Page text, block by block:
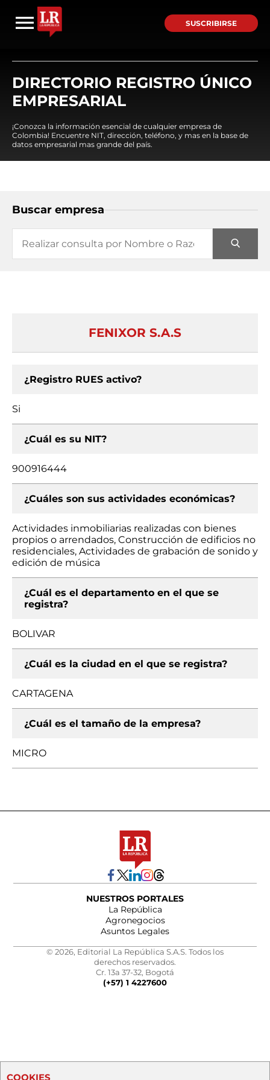
SUSCRIBIRSE
DIRECTORIO REGISTRO ÚNICO
EMPRESARIAL
¡Conozca la información esencial de cualquier empresa de
Colombia! Encuentre NIT, dirección, teléfono, y mas en la base de
datos empresarial mas grande del país.
Buscar empresa
FENIXOR S.A.S
¿Registro RUES activo?
Si
¿Cuál es su NIT?
900916444
¿Cuáles son sus actividades económicas?
Actividades inmobiliarias realizadas con bienes
propios o arrendados, Construcción de edificios no
residenciales, Actividades de grabación de sonido y
edición de música
¿Cuál es el departamento en el que se
registra?
BOLIVAR
¿Cuál es la ciudad en el que se registra?
CARTAGENA
¿Cuál es el tamaño de la empresa?
MICRO
NUESTROS PORTALES
La República
Agronegocios
Asuntos Legales
© 2026, Editorial La República S.A.S. Todos los
derechos reservados.
Cr. 13a 37-32, Bogotá
(+57) 1 4227600
COOKIES